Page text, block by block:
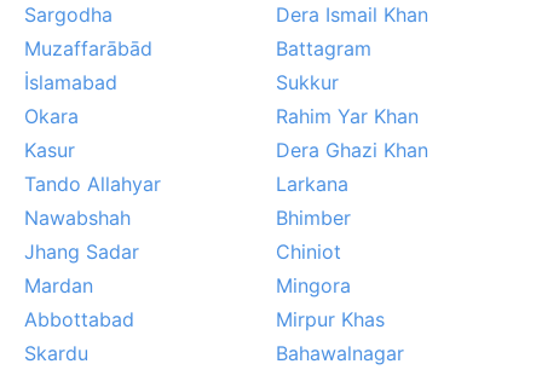
Sargodha
Dera Ismail Khan
Muzaffarābād
Battagram
İslamabad
Sukkur
Okara
Rahim Yar Khan
Kasur
Dera Ghazi Khan
Tando Allahyar
Larkana
Nawabshah
Bhimber
Jhang Sadar
Chiniot
Mardan
Mingora
Abbottabad
Mirpur Khas
Skardu
Bahawalnagar